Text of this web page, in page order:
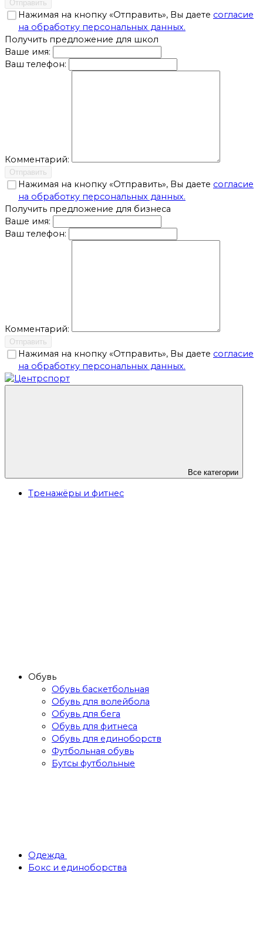
Отправить
Нажимая на кнопку «Отправить», Вы даете согласие
на обработку персональных данных.
Получить предложение для школ
Ваше имя:
Ваш телефон:
Комментарий:
Отправить
Нажимая на кнопку «Отправить», Вы даете согласие
на обработку персональных данных.
Получить предложение для бизнеса
Ваше имя:
Ваш телефон:
Комментарий:
Отправить
Нажимая на кнопку «Отправить», Вы даете согласие
на обработку персональных данных.
Все категории
Тренажёры и фитнес
Обувь
Обувь баскетбольная
Обувь для волейбола
Обувь для бега
Обувь для фитнеса
Обувь для единоборств
Футбольная обувь
Бутсы футбольные
Одежда
Бокс и единоборства